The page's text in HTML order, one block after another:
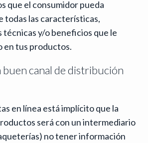
que el consumidor pueda
todas las características,
y/o beneficios que le
en tus productos.
canal de distribución
en línea está implícito que la
será con un intermediario
no tener información